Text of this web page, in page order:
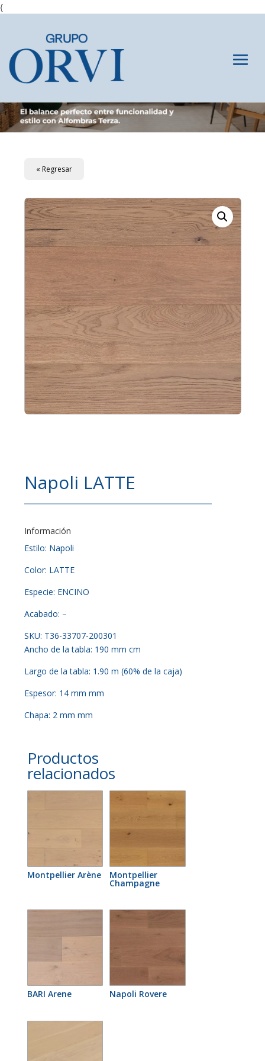
{
« Regresar
Napoli LATTE
Información
Estilo: Napoli
Color: LATTE
Especie: ENCINO
Acabado: –
SKU: T36-33707-200301
Ancho de la tabla: 190 mm cm
Largo de la tabla: 1.90 m (60% de la caja)
Espesor: 14 mm mm
Chapa: 2 mm mm
Productos
relacionados
Montpellier Arène Montpellier
Champagne
BARI Arene Napoli Rovere